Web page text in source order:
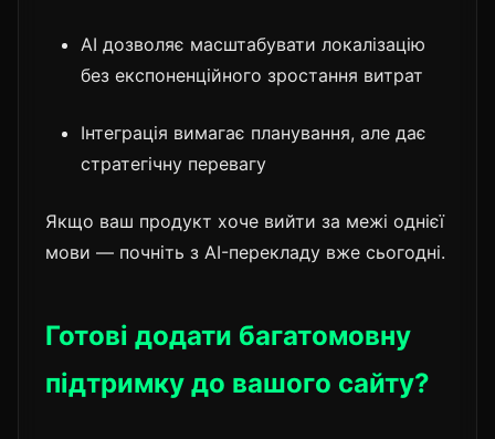
AI дозволяє масштабувати локалізацію
без експоненційного зростання витрат
Інтеграція вимагає планування, але дає
стратегічну перевагу
Якщо ваш продукт хоче вийти за межі однієї
мови — почніть з AI-перекладу вже сьогодні.
Готові додати багатомовну
підтримку до вашого сайту?